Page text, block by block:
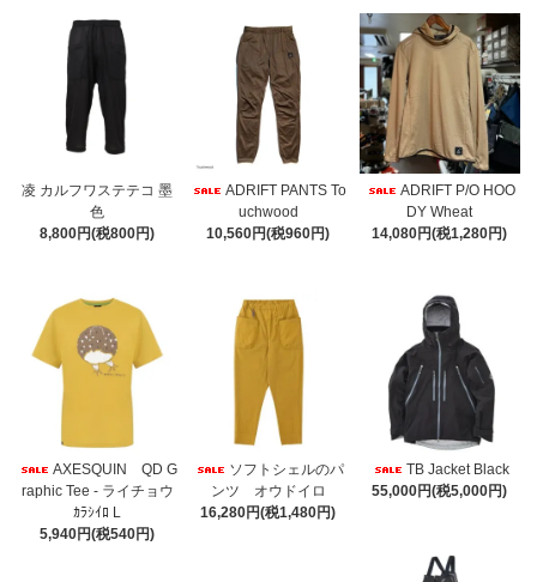
凌 カルフワステテコ 墨
色
8,800円(税800円)
ADRIFT PANTS To
uchwood
10,560円(税960円)
ADRIFT P/O HOO
DY Wheat
14,080円(税1,280円)
AXESQUIN QD G
raphic Tee - ライチョウ
ｶﾗｼｲﾛ L
5,940円(税540円)
ソフトシェルのパ
ンツ オウドイロ
16,280円(税1,480円)
TB Jacket Black
55,000円(税5,000円)